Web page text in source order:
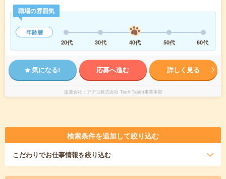
職場の雰囲気
年齢層
20代
30代 40代 50代 60代
気になる! 応募へ進む 詳しく見る
派遣会社 アデコ株式会社 Tech Talent事業本部
検索条件を追加して絞り込む
こだわりでお仕事情報を絞り込む